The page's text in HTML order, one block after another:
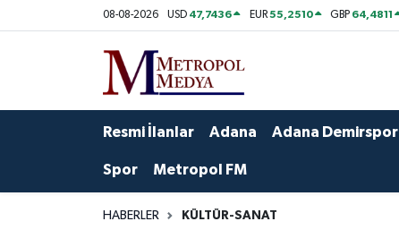
08-08-2026 USD 47,7436 EUR55,2510 GBP 64,4811
Resmi İlanlar Adana Adana Demirspor
Spor Metropol FM
HABERLER KÜLTÜR-SANAT
Ekonomi
Yazarlar
Foto Galeri
Seyhan Nöbetçi Eczaneler
Seyhan Hava Durumu